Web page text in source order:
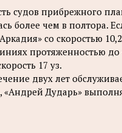
судов прибрежного
более чем в полтора.
со скоростью 10,2
протяженностью до
17 уз.
двух лет
, «Андрей Дударь»